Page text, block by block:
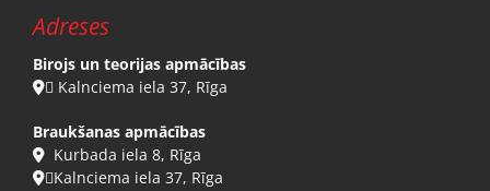
Adreses
Birojs un teorijas apmācības
 Kalnciema iela 37, Rīga
Braukšanas apmācības
 Kurbada iela 8, Rīga
Kalnciema iela 37, Rīga